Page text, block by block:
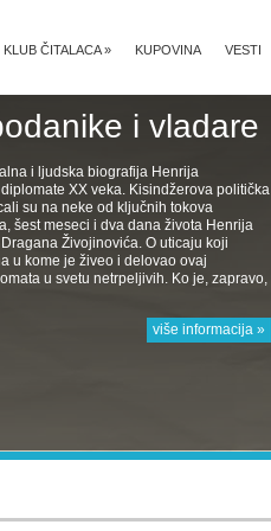
VESTI
KUPOVINA
KLUB ČITALACA»
i vladare
i ljudska biografija Henrija
XX veka. Kisindžerova politička
su na neke od ključnih tokova
šest meseci i dva dana života Henrija
Živojinovića. O uticaju koji
u kome je živeo i delovao ovaj
u svetu netrpeljivih. Ko je, zapravo,
više informacija »